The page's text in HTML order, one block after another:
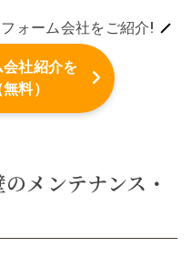
ォーム会社をご紹介!
会社紹介を
料）
メンテナンス・